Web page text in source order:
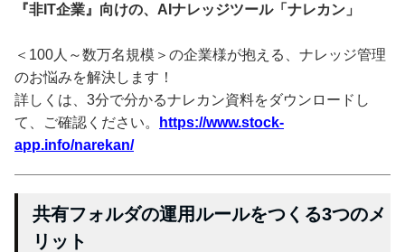
『非IT企業』向けの、AIナレッジツール「ナレカン」
＜100人～数万名規模＞の企業様が抱える、ナレッジ管理
のお悩みを解決します！
詳しくは、3分で分かるナレカン資料をダウンロードし
て、ご確認ください。
https://www.stock-
app.info/narekan/
共有フォルダの運用ルールをつくる3つのメ
リット